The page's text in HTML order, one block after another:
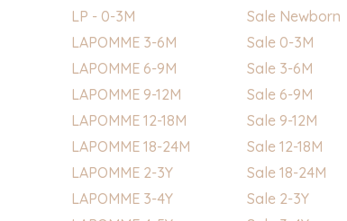
LP - 0-3M
LAPOMME 3-6M
LAPOMME 6-9M
LAPOMME 9-12M
LAPOMME 12-18M
LAPOMME 18-24M
LAPOMME 2-3Y
LAPOMME 3-4Y
Sale Newborn
Sale 0-3M
Sale 3-6M
Sale 6-9M
Sale 9-12M
Sale 12-18M
Sale 18-24M
Sale 2-3Y